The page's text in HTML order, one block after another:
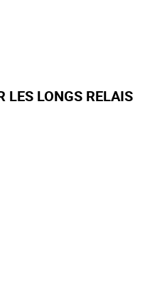
LES LONGS RELAIS